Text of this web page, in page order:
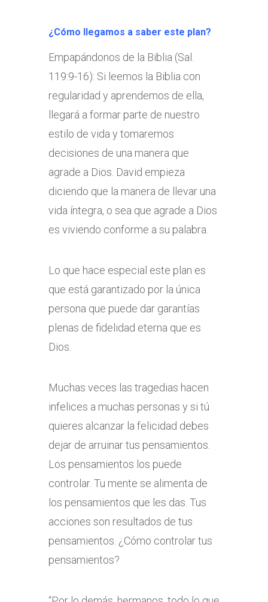
¿Cómo llegamos a saber este plan?
Empapándonos de la Biblia (Sal.
119:9-16): Si leemos la Biblia con
regularidad y aprendemos de ella,
llegará a formar parte de nuestro
estilo de vida y tomaremos
decisiones de una manera que
agrade a Dios. David empieza
diciendo que la manera de llevar una
vida íntegra, o sea que agrade a Dios
es viviendo conforme a su palabra.
Lo que hace especial este plan es
que está garantizado por la única
persona que puede dar garantías
plenas de fidelidad eterna que es
Dios.
Muchas veces las tragedias hacen
infelices a muchas personas y si tú
quieres alcanzar la felicidad debes
dejar de arruinar tus pensamientos.
Los pensamientos los puede
controlar. Tu mente se alimenta de
los pensamientos que les das. Tus
acciones son resultados de tus
pensamientos. ¿Cómo controlar tus
pensamientos?